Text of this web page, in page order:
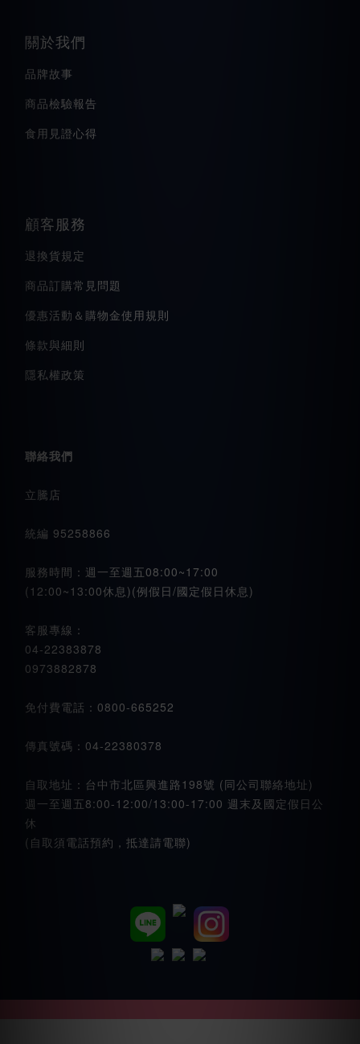
關於我們
品牌故事
商品檢驗報告
食用見證心得
顧客服務
退換貨規定
商品訂購常見問題
優惠活動＆購物金使用規則
條款與細則
隱私權政策
聯絡我們
立騰店
統編 95258866
服務時間：週一至週五08:00~17:00
(12:00~13:00休息)(例假日/國定假日休息)
客服專線：
04-22383878
0973882878
免付費電話：0800-665252
傳真號碼：04-22380378
自取地址：台中市北區興進路198號 (同公司聯絡地址)
週一至週五8:00-12:00/13:00-17:00 週末及國定假日公
休
(自取須電話預約，抵達請電聯)